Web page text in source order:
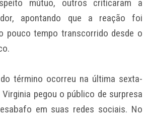
mútuo, outros criticaram a
apontando que a reação foi
pouco tempo transcorrido desde o
término ocorreu na última sexta-
pegou o público de surpresa
em suas redes sociais. No